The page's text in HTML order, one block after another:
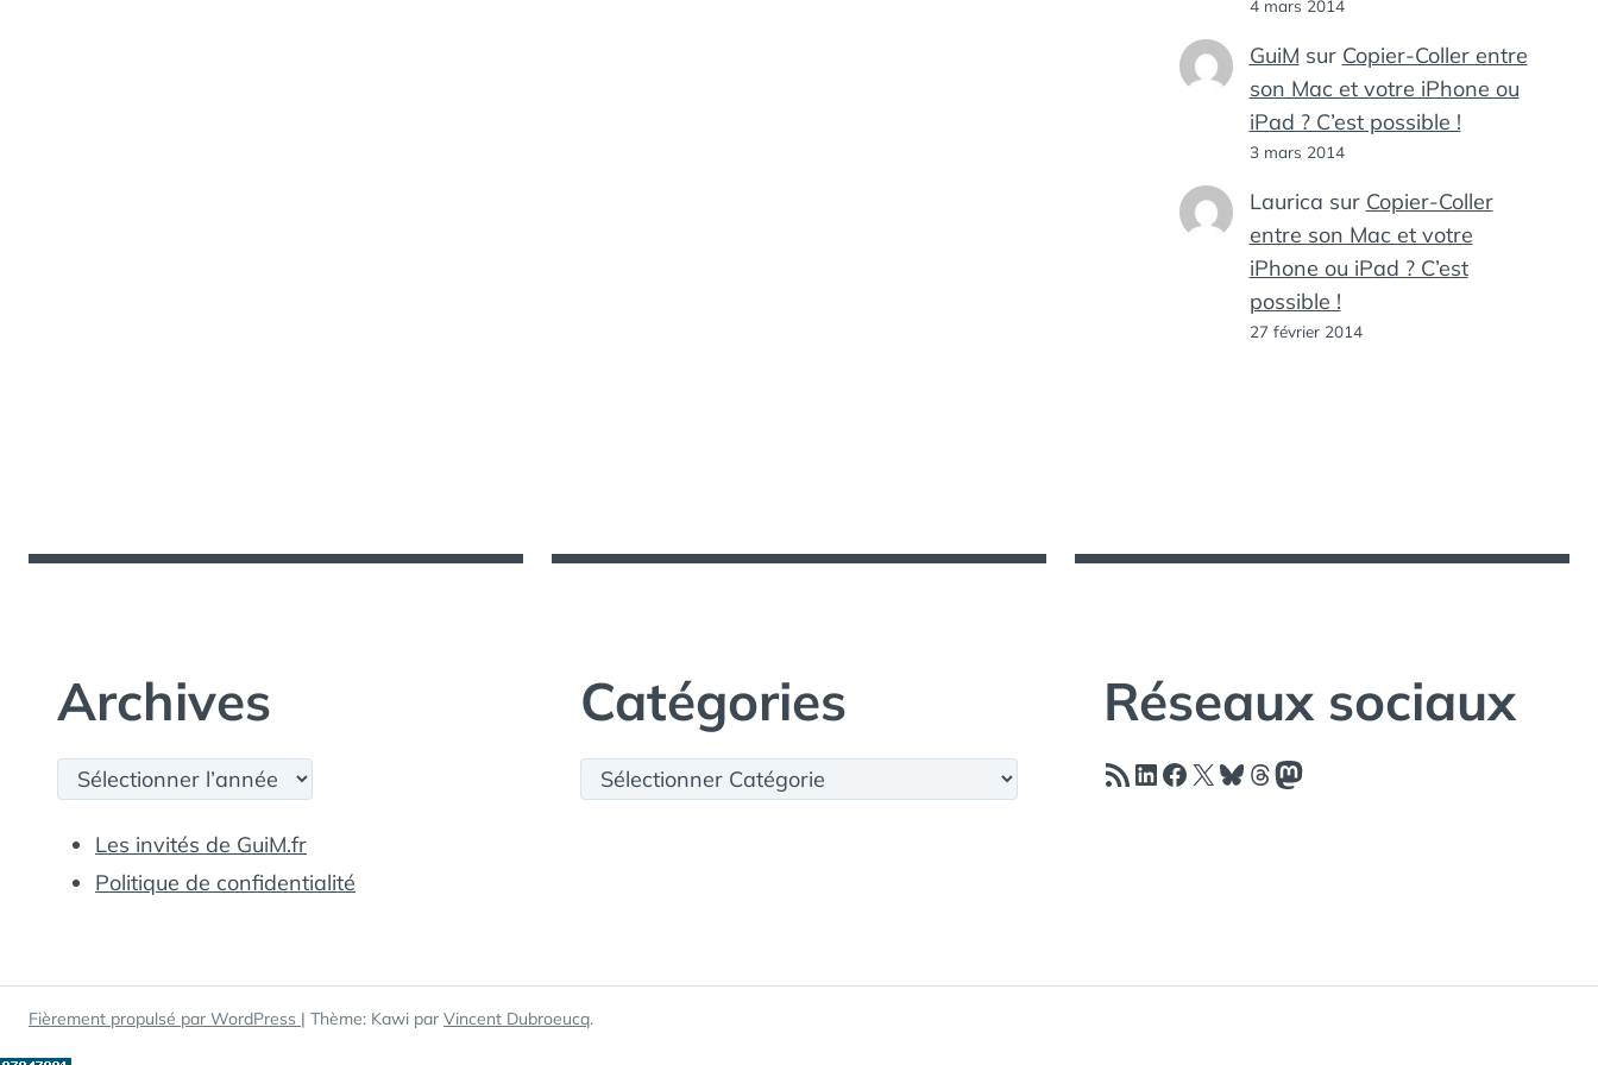
4 mars 2014
GuiM sur Copier-Coller entre
son Mac et votre iPhone ou
iPad ? C’est possible !
3 mars 2014
Laurica sur Copier-Coller
entre son Mac et votre
iPhone ou iPad ? C’est
possible !
27 février 2014
Archives
Archives
Les invités de GuiM.fr
Politique de confidentialité
Catégories
Catégories
Réseaux sociaux
Flux RSSLinkedIn
Facebook
X Bluesky
Threads
Mastodon
Fièrement propulsé par WordPress | Thème: Kawi par Vincent Dubroeucq.